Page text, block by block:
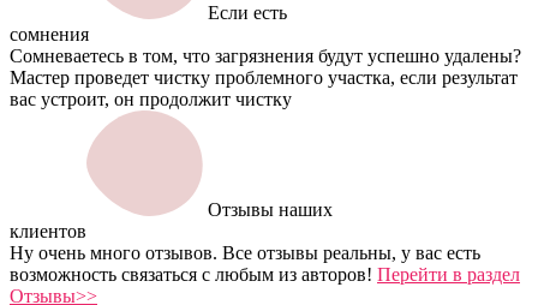
Если есть
сомнения
Сомневаетесь в том, что загрязнения будут успешно удалены?
Мастер проведет чистку проблемного участка, если результат
вас устроит, он продолжит чистку
Отзывы наших
клиентов
Ну очень много отзывов. Все отзывы реальны, у вас есть
возможность связаться с любым из авторов! Перейти в раздел
Отзывы>>